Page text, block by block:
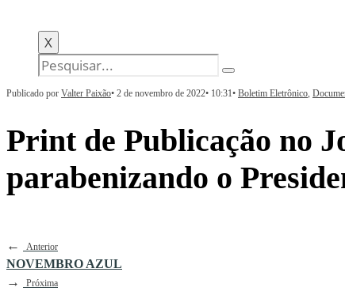
X
Publicado por Valter Paixão• 2 de novembro de 2022• 10:31• Boletim Eletrônico,
Print de Publicação no
parabenizando o
← Anterior
NOVEMBRO AZUL
→ Próxima